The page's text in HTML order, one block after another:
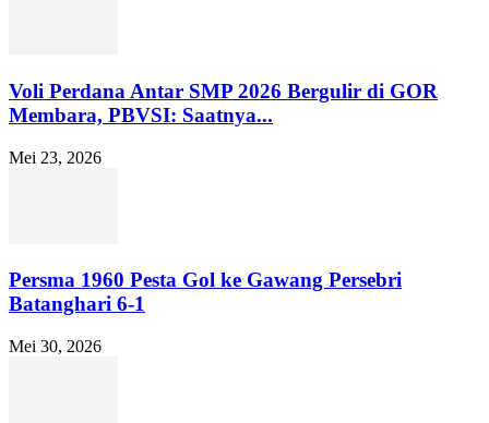
Voli Perdana Antar SMP 2026 Bergulir di GOR
Membara, PBVSI: Saatnya...
Mei 23, 2026
Persma 1960 Pesta Gol ke Gawang Persebri
Batanghari 6-1
Mei 30, 2026